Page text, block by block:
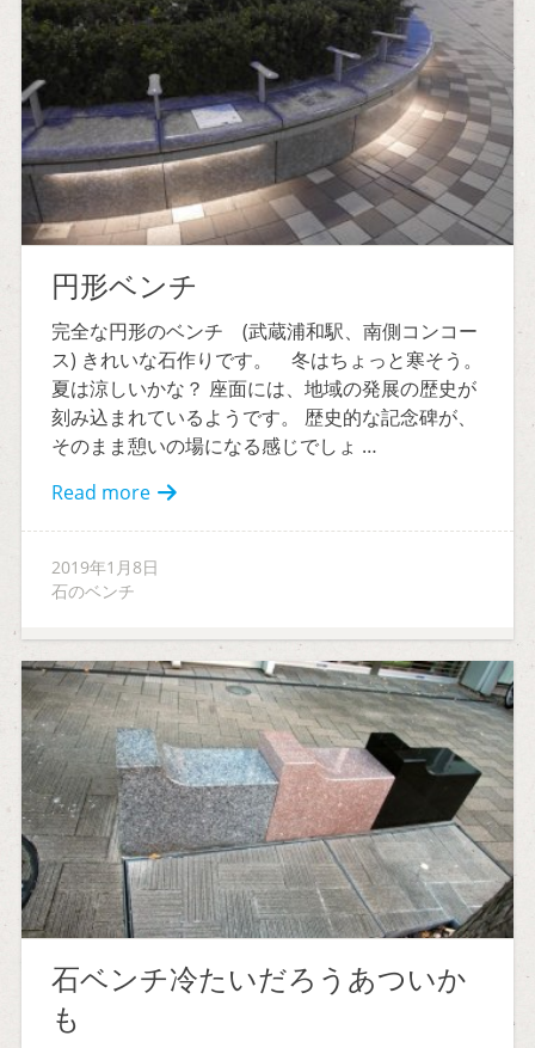
円形ベンチ
完全な円形のベンチ (武蔵浦和駅、南側コンコー
ス) きれいな石作りです。 冬はちょっと寒そう。
夏は涼しいかな？ 座面には、地域の発展の歴史が
刻み込まれているようです。 歴史的な記念碑が、
そのまま憩いの場になる感じでしょ …
Read more
2019年1月8日
石のベンチ
石ベンチ冷たいだろうあついか
も